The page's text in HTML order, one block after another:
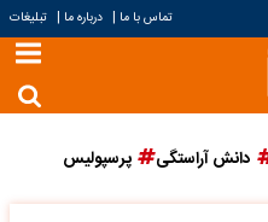
تماس با ما | درباره ما | تبلیغات
دانش آراستگی پرسپولیس